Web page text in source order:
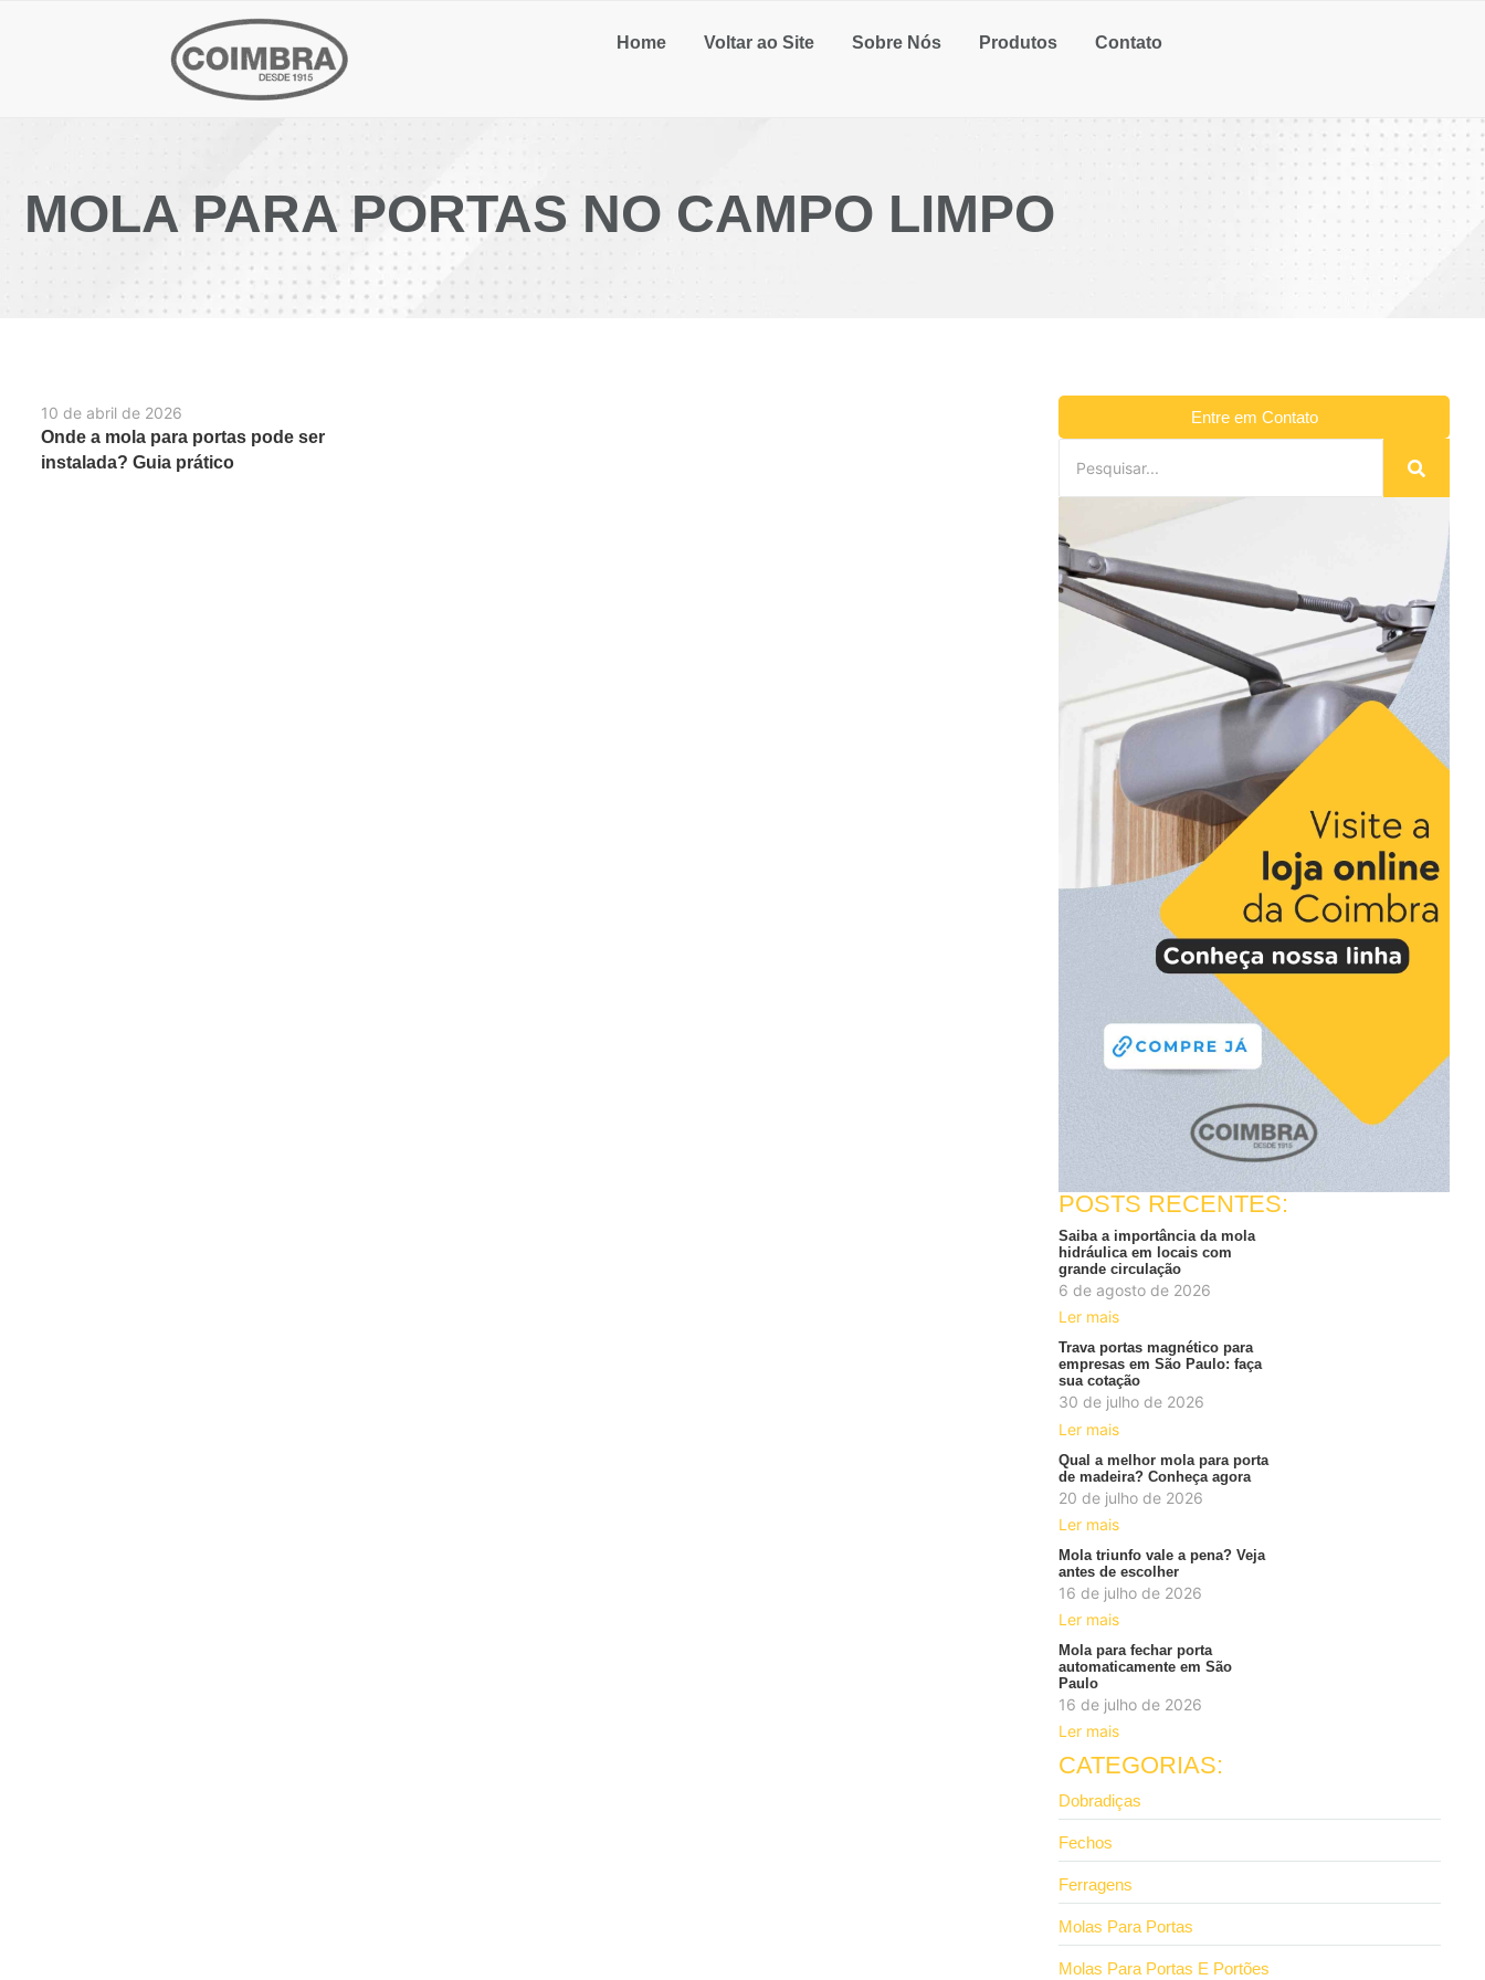
Home Voltar ao Site Sobre Nós Produtos Contato
MOLA PARA PORTAS NO CAMPO LIMPO
10 de abril de 2026
Onde a mola para portas pode ser
instalada? Guia prático
Entre em Contato
POSTS RECENTES:
Saiba a importância da mola
hidráulica em locais com
grande circulação
6 de agosto de 2026
Ler mais
Trava portas magnético para
empresas em São Paulo: faça
sua cotação
30 de julho de 2026
Ler mais
Qual a melhor mola para porta
de madeira? Conheça agora
20 de julho de 2026
Ler mais
Mola triunfo vale a pena? Veja
antes de escolher
16 de julho de 2026
Ler mais
Mola para fechar porta
automaticamente em São
Paulo
16 de julho de 2026
Ler mais
CATEGORIAS:
Dobradiças
Fechos
Ferragens
Molas Para Portas
Molas Para Portas E Portões